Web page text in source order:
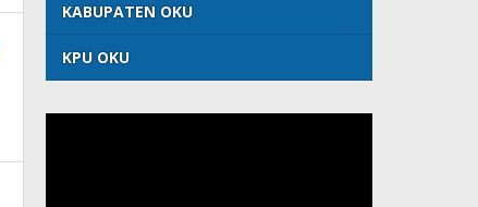
KABUPATEN OKU
KPU OKU